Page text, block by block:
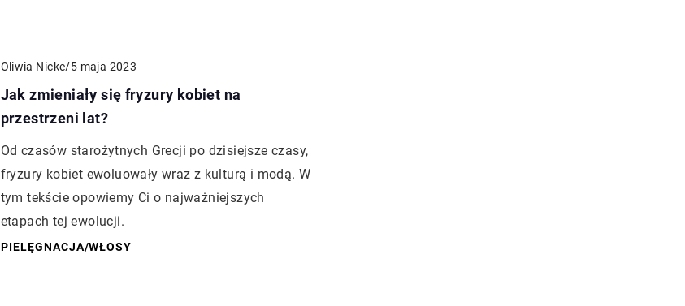
Oliwia Nicke/5 maja 2023
Jak zmieniały się fryzury kobiet na
przestrzeni lat?
Od czasów starożytnych Grecji po dzisiejsze czasy,
fryzury kobiet ewoluowały wraz z kulturą i modą. W
tym tekście opowiemy Ci o najważniejszych
etapach tej ewolucji.
PIELĘGNACJA/WŁOSY